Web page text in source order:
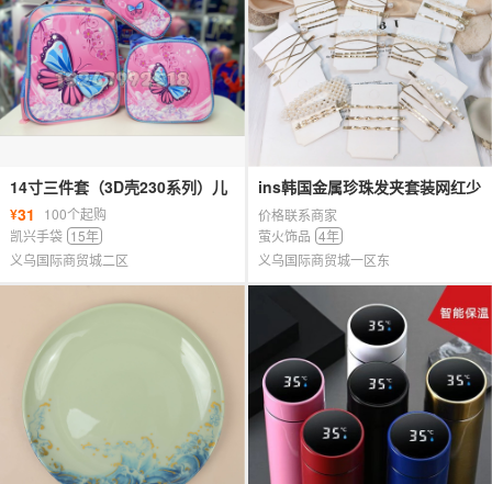
14寸三件套（3D壳230系列）儿
童书包 笔袋 餐包学生包卡通书包
¥31
100个起购
凯兴手袋 15年
义乌国际商贸城二区
ins韩国金属珍珠发夹套装网红少
女百拱一字夹简约边夹发卡发饰
女
价格联系商家
萤火饰品 4年
义乌国际商贸城一区东